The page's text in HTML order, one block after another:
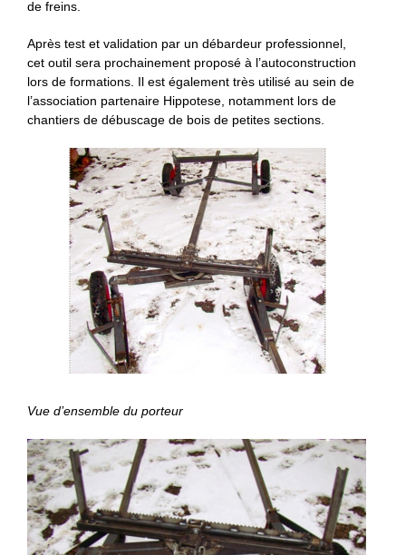
de freins.
Après test et validation par un débardeur professionnel,
cet outil sera prochainement proposé à l’autoconstruction
lors de formations. Il est également très utilisé au sein de
l’association partenaire Hippotese, notamment lors de
chantiers de débuscage de bois de petites sections.
Vue d’ensemble du porteur